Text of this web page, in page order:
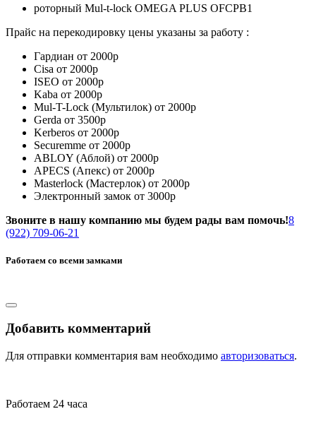
роторный Mul-t-lock OMEGA PLUS OFCPB1
Прайс на перекодировку цены указаны за работу :
Гардиан от 2000р
Cisa от 2000р
ISEO от 2000р
Kaba от 2000р
Mul-T-Lock (Мультилок) от 2000р
Gerda от 3500р
Kerberos от 2000р
Securemme от 2000р
ABLOY (Аблой) от 2000р
APECS (Апекс) от 2000р
Masterlock (Мастерлок) от 2000р
Электронный замок от 3000р
Звоните в нашу компанию мы будем рады вам помочь!8
(922) 709-06-21
Работаем со всеми замками
Добавить комментарий
Для отправки комментария вам необходимо авторизоваться.
Работаем 24 часа